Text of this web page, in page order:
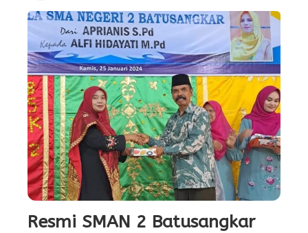
Resmi SMAN 2 Batusangkar